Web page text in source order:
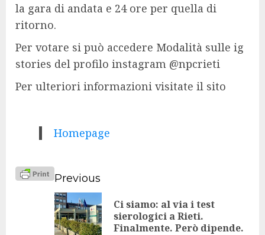
la gara di andata e 24 ore per quella di
ritorno.
Per votare si può accedere Modalità sulle ig
stories del profilo instagram @npcrieti
Per ulteriori informazioni visitate il sito
Homepage
Continue
Reading
Previous
Ci siamo: al via i test
sierologici a Rieti.
Finalmente. Però dipende.